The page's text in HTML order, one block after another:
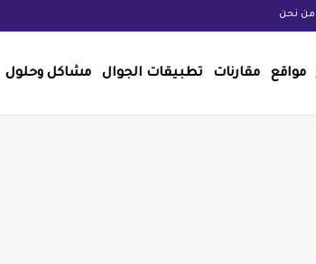
من نحن
مواقع مقارنات تطبيقات الجوال مشاكل وحلول